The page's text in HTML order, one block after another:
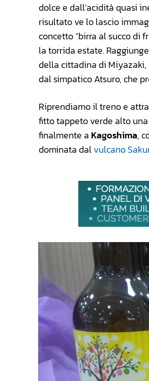
dolce e dall’acidità quasi
risultato ve lo lascio
concetto “birra al succo di
la torrida estate.
della cittadina di
dal simpatico Atsuro, che
Riprendiamo il treno e
fitto tappeto verde alto
finalmente a Kagoshima,
dominata dalvulcano